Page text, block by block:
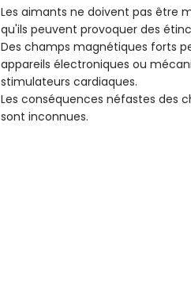
Les aimants ne doivent pas être
qu'ils peuvent provoquer des
Des champs magnétiques forts
appareils électroniques ou
stimulateurs cardiaques.
Les conséquences néfastes des
sont inconnues.